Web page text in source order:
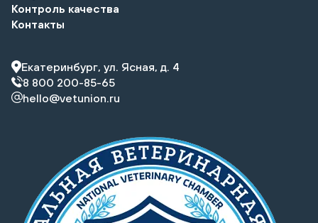
Контроль качества
Контакты
Екатеринбург, ул. Ясная, д. 4
8 800 200-85-65
hello@vetunion.ru